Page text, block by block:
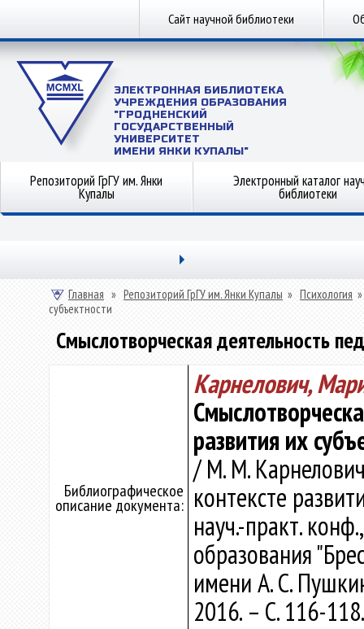
Сайт научной библиотеки
ЭЛЕКТРОННАЯ БИБЛИОТЕКА
УЧРЕЖДЕНИЯ ОБРАЗОВАНИЯ
"ГРОДНЕНСКИЙ
ГОСУДАРСТВЕННЫЙ
УНИВЕРСИТЕТ
ИМЕНИ ЯНКИ КУПАЛЫ"
Репозиторий ГрГУ им. Янки
Купалы
Электронный каталог
библиотеки
Главная » Репозиторий ГрГУ им. Янки Купалы » Психология »
субъектности
Смыслотворческая деятельность
Библиографическое
описание документа:
Карнелович,
развития их
/ М. М.
контексте
науч.-практ.
образования
имени А. С.
2016. – С. 116-